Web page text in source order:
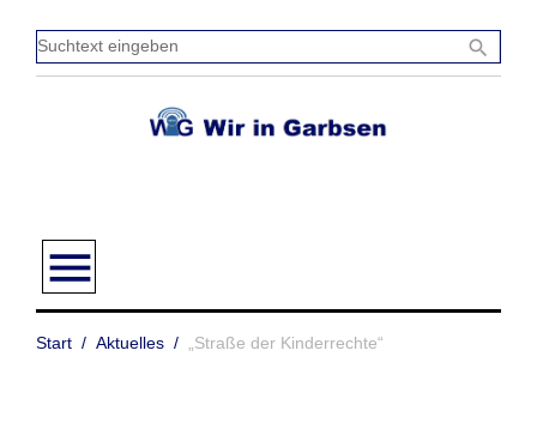
Inhalt
springen
search
menu
Start / Aktuelles / „Straße der Kinderrechte“